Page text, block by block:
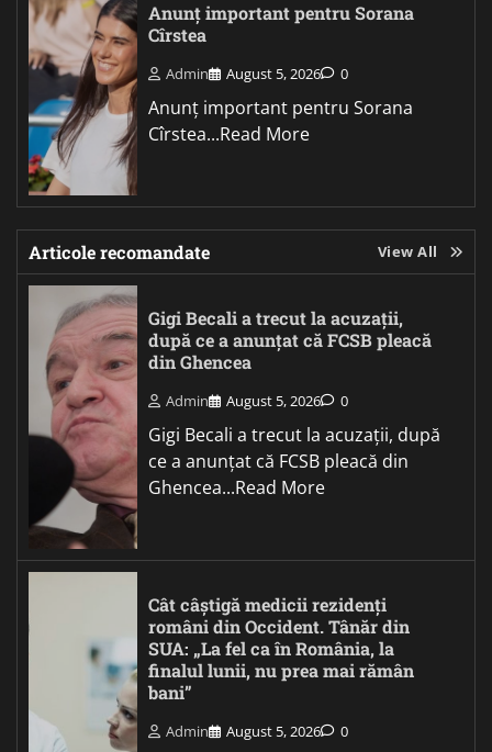
Anunț important pentru Sorana
Cîrstea
Admin August 5, 2026 0
Anunț important pentru Sorana
Cîrstea...Read More
Articole recomandate View All
Gigi Becali a trecut la acuzații,
după ce a anunțat că FCSB pleacă
din Ghencea
Admin August 5, 2026 0
Gigi Becali a trecut la acuzații, după
ce a anunțat că FCSB pleacă din
Ghencea...Read More
Cât câștigă medicii rezidenți
români din Occident. Tânăr din
SUA: „La fel ca în România, la
finalul lunii, nu prea mai rămân
bani”
Admin August 5, 2026 0